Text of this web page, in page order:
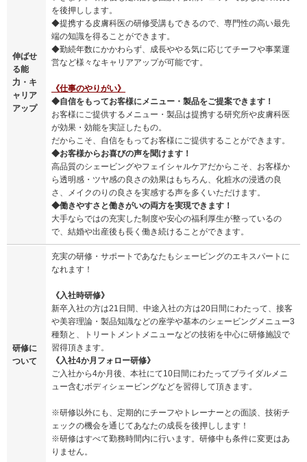
伸ばせ
る能
力・キ
ャリア
アップ
を後押しします。
◆提携する皮膚科医の研修受講もできるので、専門性の高い最先
端の知識を得ることができます。
◆勤続年数にかかわらず、成長ややる気に応じてチーフや事業運
営など様々なキャリアアップが可能です。
《仕事のやりがい》
◆自信をもってお客様にメニュー・製品をご提案できます！
お客様にご提供するメニュー・製品は提携する研究所や皮膚科医
が効果・効能を実証したもの。
だからこそ、自信をもってお客様にご提供することができます。
◆お客様からお喜びの声を聞けます！
高品質のシェービングやフェイシャルケアだからこそ、お客様か
ら透明感・ツヤ感の良さの効果はもちろん、化粧水の浸透の良
さ、メイクのりの良さを実感する声を多くいただけます。
◆働きやすさと働きがいの両方を実現できます！
大手ならではの充実した制度や安心の福利厚生が整っているの
で、結婚や出産後も長く働き続けることができます。
研修に
ついて
充実の研修・サポートであなたもシェービングのエキスパートに
なれます！
《入社時研修》
新卒入社の方は21日間、中途入社の方は20日間にわたって、接客
や美容理論・製品知識などの座学や基本のシェービングメニュー3
種類と、トリートメントメニューなどの技術を中心に研修施設で
習得頂きます。
《入社4か月フォロー研修》
ご入社から4か月後、本社にて10日間にわたってブライダルメニ
ュー含むボディシェービングなどを習得して頂きます。
※研修以外にも、定期的にチーフやトレーナーとの面談、技術チ
ェックの機会を通じてあなたの成長を後押しします！
※研修はすべて勤務時間内に行います。研修中も条件に変更はあ
りません。